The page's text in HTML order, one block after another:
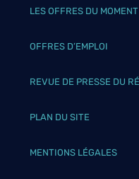
LES OFFRES DU MOMENT
OFFRES D’EMPLOI
REVUE DE PRESSE DU
PLAN DU SITE
MENTIONS LÉGALES